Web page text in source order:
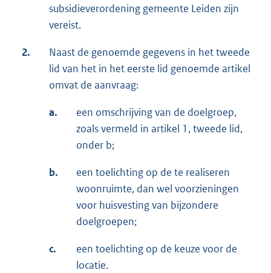
subsidieverordening gemeente Leiden zijn
vereist.
2.
Naast de genoemde gegevens in het tweede
lid van het in het eerste lid genoemde artikel
omvat de aanvraag:
a.
een omschrijving van de doelgroep,
zoals vermeld in artikel 1, tweede lid,
onder b;
b.
een toelichting op de te realiseren
woonruimte, dan wel voorzieningen
voor huisvesting van bijzondere
doelgroepen;
c.
een toelichting op de keuze voor de
locatie.